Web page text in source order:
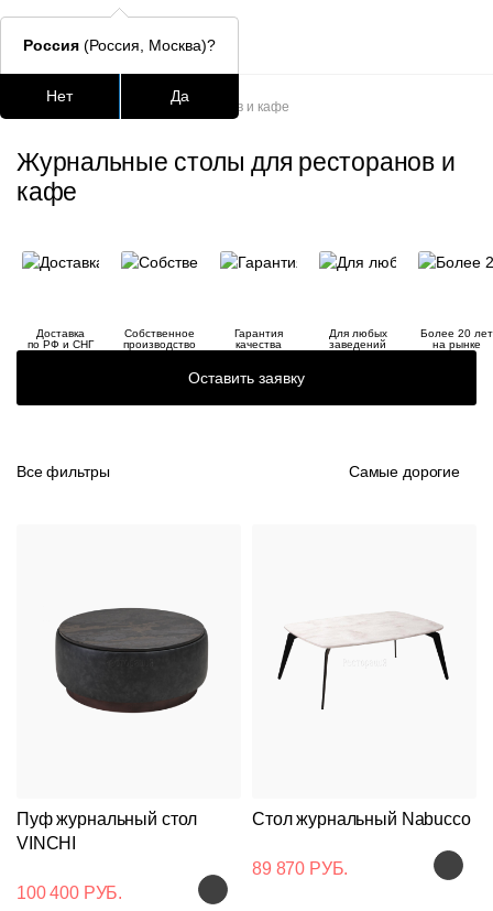
Столешницы
Часто ищут
ledger
Главная Столы
Журнальные столы для ресторанов и кафе
Журнальные столы для ресторанов и
кафе
Доставка
по РФ и СНГ
Собственное
производство
Гарантия
качества
Для любых
заведений
Более 20 лет
на рынке
Оставить заявку
Все фильтры Самые дорогие
Пуф журнальный стол
VINCHI
100 400 РУБ.
Стол журнальный Nabucco
89 870 РУБ.
Россия (Россия, Москва)?
Нет Да